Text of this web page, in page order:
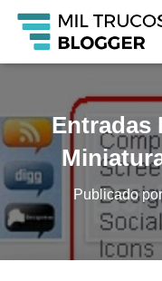
Entradas
Publicado